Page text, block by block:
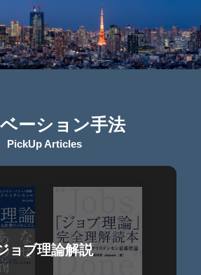
ーション手法
PickUp Articles
ョブ理論解説